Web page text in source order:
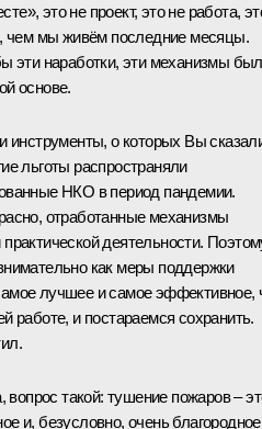
это не проект, это не работа,
чем мы живём последние месяцы.
эти наработки, эти механизмы
основе.
инструменты, о которых Вы
льготы распространяли
НКО в период пандемии.
отработанные механизмы
деятельности.
как меры поддержки
лучшее и самое эффективное,
работе, и постараемся сохранить.
вопрос такой: тушение пожаров –
и, безусловно, очень